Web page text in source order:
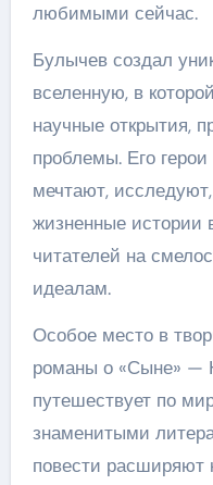
любимыми сейчас.
Булычев создал
вселенную, в
научные открытия,
проблемы. Его
мечтают,
жизненные истории
читателей на
идеалам.
Особое место в
романы о «Сыне» —
путешествует по
знаменитыми
повести расширяют